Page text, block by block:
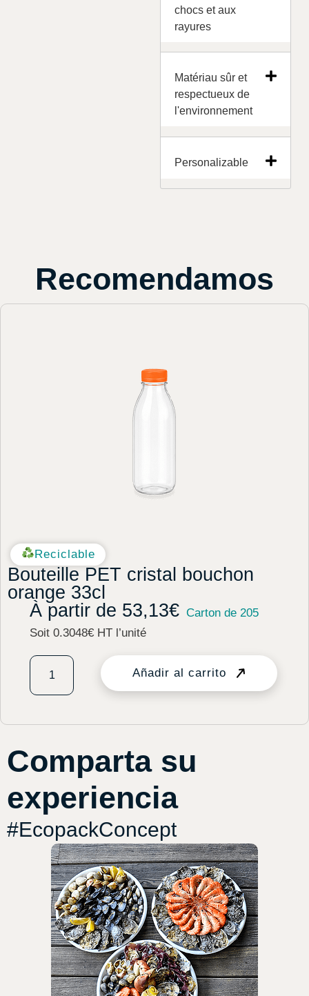
chocs et aux
rayures
Matériau sûr et
respectueux de
l'environnement
Personalizable
Recomendamos
Reciclable
Bouteille PET cristal bouchon
orange 33cl
À partir de 53,13€
Soit 0.3048€ HT l’unité
Carton de 205
Añadir al carrito
Comparta su
experiencia
#EcopackConcept